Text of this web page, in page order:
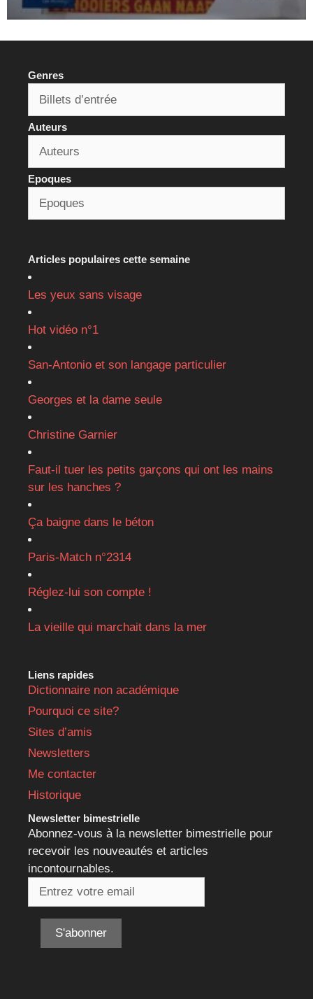
Genres
Auteurs
Epoques
Articles populaires cette semaine
Les yeux sans visage
Hot vidéo n°1
San-Antonio et son langage particulier
Georges et la dame seule
Christine Garnier
Faut-il tuer les petits garçons qui ont les mains
sur les hanches ?
Ça baigne dans le béton
Paris-Match n°2314
Réglez-lui son compte !
La vieille qui marchait dans la mer
Liens rapides
Dictionnaire non académique
Pourquoi ce site?
Sites d’amis
Newsletters
Me contacter
Historique
Newsletter bimestrielle
Abonnez-vous à la newsletter bimestrielle pour
recevoir les nouveautés et articles
incontournables.